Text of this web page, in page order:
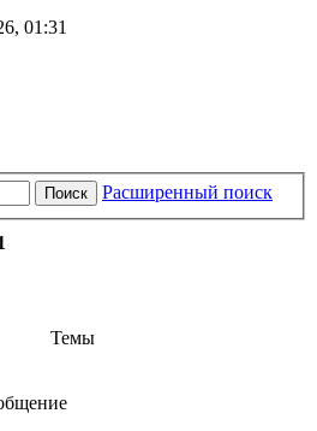
01:31
Поиск Расширенный поиск
Темы